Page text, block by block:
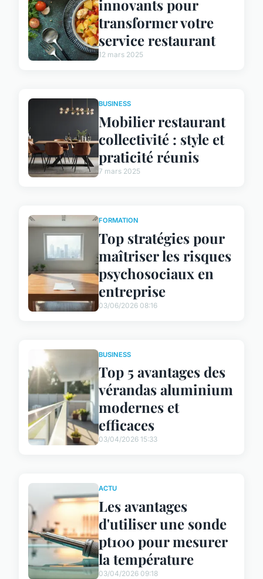
innovants pour
transformer votre
service restaurant
12 mars 2025
BUSINESS
Mobilier restaurant
collectivité : style et
praticité réunis
7 mars 2025
FORMATION
Top stratégies pour
maîtriser les risques
psychosociaux en
entreprise
03/06/2026 08:16
BUSINESS
Top 5 avantages des
vérandas aluminium
modernes et
efficaces
03/04/2026 15:33
ACTU
Les avantages
d'utiliser une sonde
pt100 pour mesurer
la température
03/04/2026 09:18